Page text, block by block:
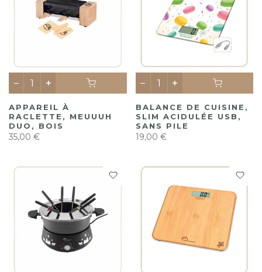
APPAREIL À
RACLETTE, MEUUUH
DUO, BOIS
35,00 €
BALANCE DE CUISINE,
SLIM ACIDULÉE USB,
SANS PILE
19,00 €